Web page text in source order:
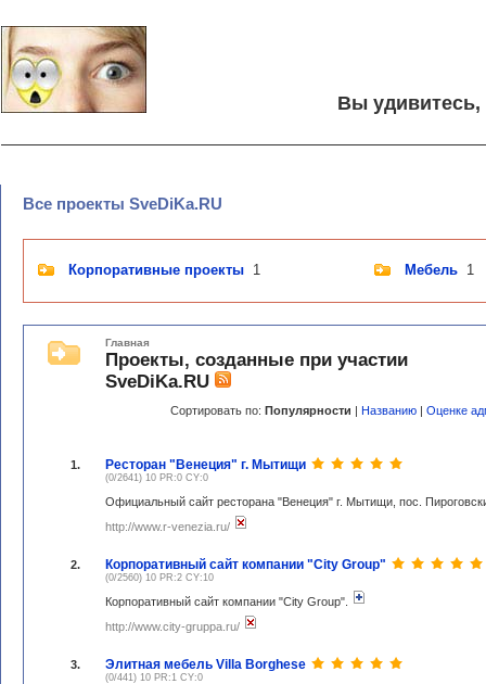
Вы
Все проекты SveDiKa.RU
Корпоративные проекты 1 Мебель 1
Главная
Проекты, созданные при участии
SveDiKa.RU
Сортировать по: Популярности | Названию | Оценке
1. Ресторан "Венеция" г. Мытищи
(0/2641) 10 PR:0 CY:0
Официальный сайт ресторана "Венеция" г. Мытищи, пос.
http://www.r-venezia.ru/
2. Корпоративный сайт компании "City Group"
(0/2560) 10 PR:2 CY:10
Корпоративный сайт компании "City Group".
http://www.city-gruppa.ru/
3. Элитная мебель Villa Borghese
(0/441) 10 PR:1 CY:0